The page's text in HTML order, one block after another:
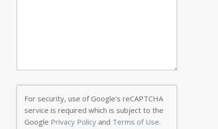
For security, use of Google's reCAPTCHA
service is required which is subject to the
Google Privacy Policyand Terms of Use.